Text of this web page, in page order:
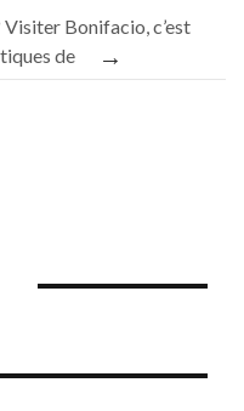
Bonifacio, c’est
de
→